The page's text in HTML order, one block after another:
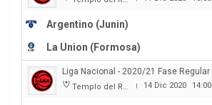
Argentino (Junin)
La Union (Formosa)
Liga Nacional - 2020/21 Fase Regular
Templo del Rock | 14 Dic 2020 14:00